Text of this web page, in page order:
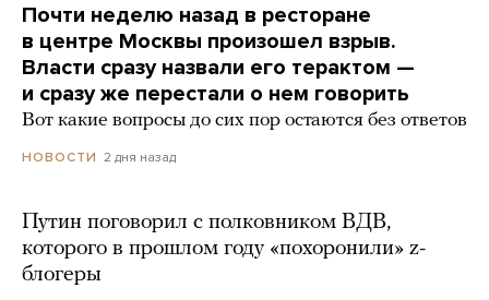
Почти неделю назад в ресторане
в центре Москвы произошел взрыв.
Власти сразу назвали его терактом —
и сразу же перестали о нем говорить
Вот какие вопросы до сих пор остаются без ответов
НОВОСТИ 2 дня назад
Путин поговорил с полковником ВДВ,
которого в прошлом году «похоронили» z-
блогеры